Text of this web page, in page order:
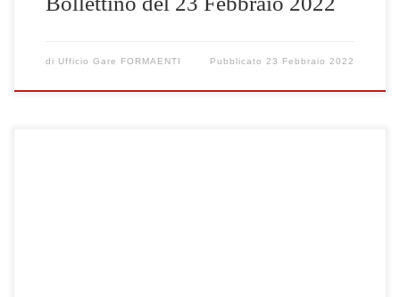
di Ufficio Gare FORMAENTI Pubblicato23 Febbraio 2022